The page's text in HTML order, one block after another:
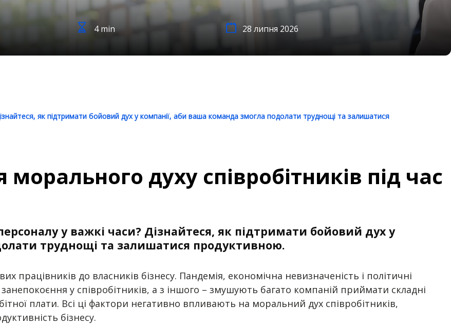
4 min 28 липня 2026
як підтримати бойовий дух у компанії, аби ваша команда змогла подолати труднощі та залишатися
духу співробітників під час
у важкі часи? Дізнайтеся, як підтримати бойовий дух у
труднощі та залишатися продуктивною.
працівників до власників бізнесу. Пандемія, економічна невизначеність і політичні
у співробітників, а з іншого – змушують багато компаній приймати складні
плати. Всі ці фактори негативно впливають на моральний дух співробітників,
бізнесу.